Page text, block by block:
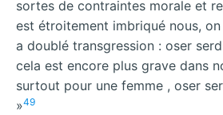
sortes de contraintes morale et
est étroitement imbriqué nous,
a doublé transgression : oser
cela est encore plus grave dans
surtout pour une femme , oser
»49